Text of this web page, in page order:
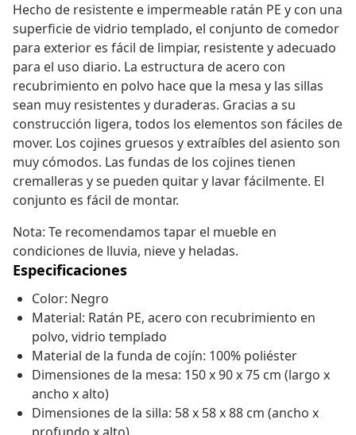
Hecho de resistente e impermeable ratán PE y con una
superficie de vidrio templado, el conjunto de comedor
para exterior es fácil de limpiar, resistente y adecuado
para el uso diario. La estructura de acero con
recubrimiento en polvo hace que la mesa y las sillas
sean muy resistentes y duraderas. Gracias a su
construcción ligera, todos los elementos son fáciles de
mover. Los cojines gruesos y extraíbles del asiento son
muy cómodos. Las fundas de los cojines tienen
cremalleras y se pueden quitar y lavar fácilmente. El
conjunto es fácil de montar.
Nota: Te recomendamos tapar el mueble en
condiciones de lluvia, nieve y heladas.
Especificaciones
Color: Negro
Material: Ratán PE, acero con recubrimiento en
polvo, vidrio templado
Material de la funda de cojín: 100% poliéster
Dimensiones de la mesa: 150 x 90 x 75 cm (largo x
ancho x alto)
Dimensiones de la silla: 58 x 58 x 88 cm (ancho x